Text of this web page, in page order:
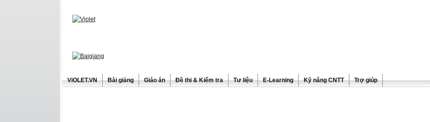
ViOLET.VN Bài giảng Giáo án Đề thi & Kiểm tra Tư liệu E-Learning Kỹ năng CNTT Trợ giúp